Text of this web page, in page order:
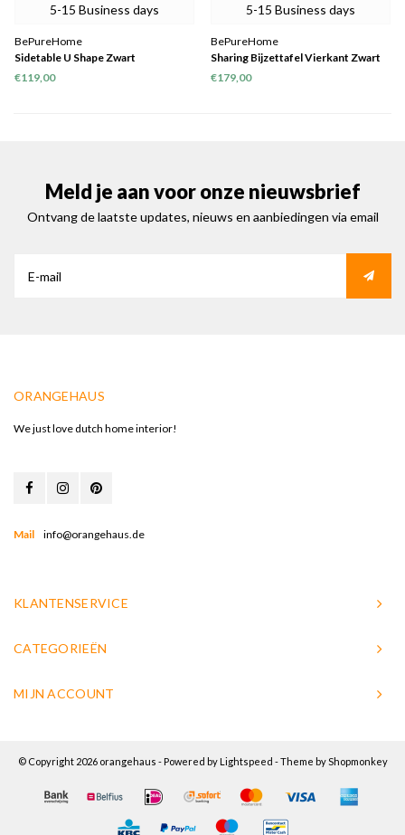
5-15 Business days
BePureHome
Sidetable U Shape Zwart
€119,00
5-15 Business days
BePureHome
Sharing Bijzettafel Vierkant Zwart
38x60x60
€179,00
Meld je aan voor onze nieuwsbrief
Ontvang de laatste updates, nieuws en aanbiedingen via email
ORANGEHAUS
We just love dutch home interior!
Mail info@orangehaus.de
KLANTENSERVICE
CATEGORIEËN
MIJN ACCOUNT
© Copyright 2026 orangehaus - Powered by Lightspeed - Theme byShopmonkey